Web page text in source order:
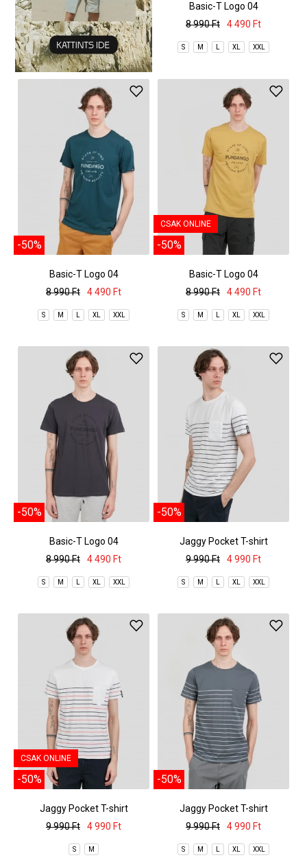
Basic-T Logo 04
8 990 Ft
4 490 Ft
S M L XL XXL
-50%
Basic-T Logo 04
8 990 Ft
4 490 Ft
S M L XL XXL
CSAK ONLINE
-50%
Basic-T Logo 04
8 990 Ft
4 490 Ft
S M L XL XXL
-50%
Basic-T Logo 04
8 990 Ft
4 490 Ft
S M L XL XXL
-50%
Jaggy Pocket T-shirt
9 990 Ft
4 990 Ft
S M L XL XXL
CSAK ONLINE
-50%
Jaggy Pocket T-shirt
9 990 Ft
4 990 Ft
S M
-50%
Jaggy Pocket T-shirt
9 990 Ft
4 990 Ft
S M L XL XXL